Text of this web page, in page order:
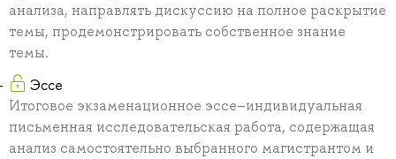
анализа, направлять дискуссию на полное раскрытие
темы, продемонстрировать собственное знание
темы.
Эссе
Итоговое экзаменационное эссе–индивидуальная
письменная исследовательская работа, содержащая
анализ самостоятельно выбранного магистрантом и